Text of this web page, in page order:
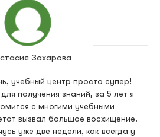
Захарова
учебный центр просто супер!
получения знаний, за 5 лет я
с многими учебными
вызвал большое восхищение.
уже две недели, как всегда у